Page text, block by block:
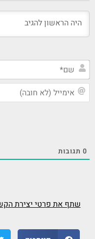
0 תגובות
שתף את פרטי יצירת